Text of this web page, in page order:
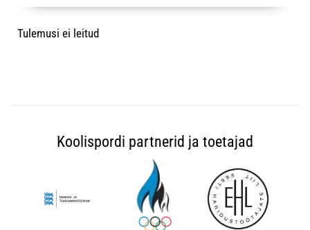
Tulemusi ei leitud
Koolispordi partnerid ja toetajad